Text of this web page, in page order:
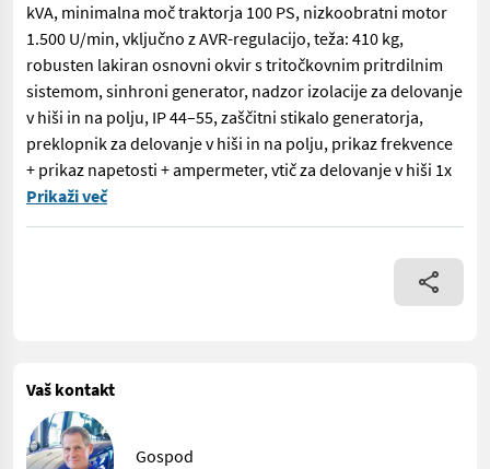
kVA, minimalna moč traktorja 100 PS, nizkoobratni motor
1.500 U/min, vključno z AVR-regulacijo, teža: 410 kg,
robusten lakiran osnovni okvir s tritočkovnim pritrdilnim
sistemom, sinhroni generator, nadzor izolacije za delovanje
v hiši in na polju, IP 44–55, zaščitni stikalo generatorja,
preklopnik za delovanje v hiši in na polju, prikaz frekvence
+ prikaz napetosti + ampermeter, vtič za delovanje v hiši 1x
HARTNER generator s priključkom na kardansko gred 42,0
Prikaži več
Vaš kontakt
Gospod